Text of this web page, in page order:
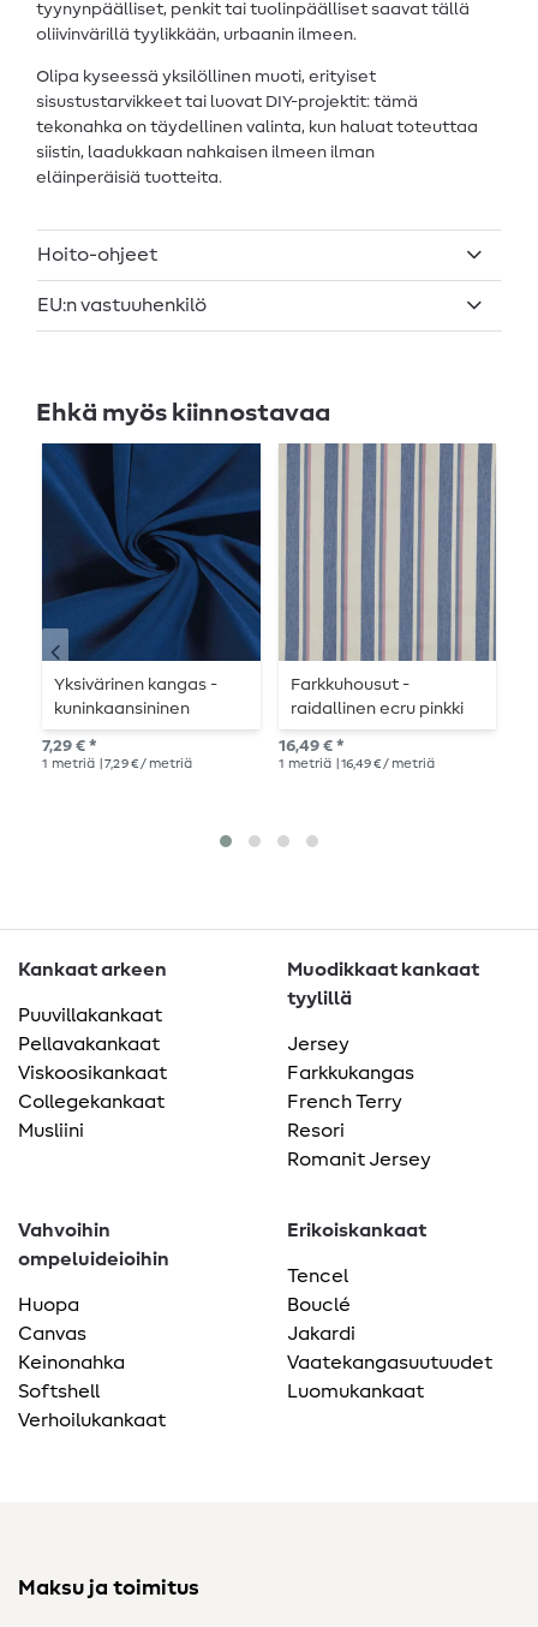
tyynynpäälliset, penkit tai tuolinpäälliset saavat tällä
oliivinvärillä tyylikkään, urbaanin ilmeen.
Olipa kyseessä yksilöllinen muoti, erityiset
sisustustarvikkeet tai luovat DIY-projektit: tämä
tekonahka on täydellinen valinta, kun haluat toteuttaa
siistin, laadukkaan nahkaisen ilmeen ilman
eläinperäisiä tuotteita.
Hoito-ohjeet
EU:n vastuuhenkilö
Ehkä myös kiinnostavaa
Yksivärinen kangas -
kuninkaansininen
7,29 € *
1 metriä | 7,29 € / metriä
Farkkuhousut -
raidallinen ecru pinkki
16,49 € *
1 metriä | 16,49 € / metriä
Kankaat arkeen
Puuvillakankaat
Pellavakankaat
Viskoosikankaat
Collegekankaat
Musliini
Muodikkaat kankaat
tyylillä
Jersey
Farkkukangas
French Terry
Resori
Romanit Jersey
Vahvoihin
ompeluideioihin
Huopa
Canvas
Keinonahka
Softshell
Verhoilukankaat
Erikoiskankaat
Tencel
Bouclé
Jakardi
Vaatekangasuutuudet
Luomukankaat
Maksu ja toimitus